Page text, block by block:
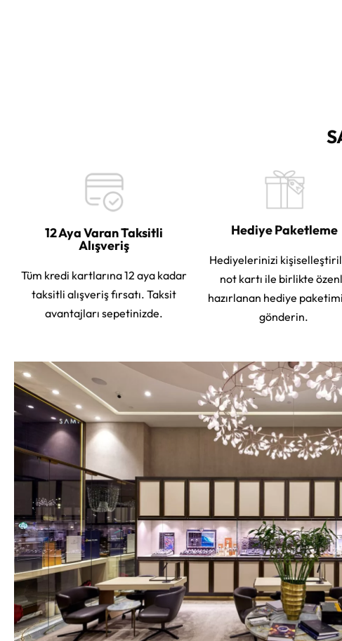
12 Aya Varan Taksitli
Alışveriş
Tüm kredi kartlarına 12 aya kadar
taksitli alışveriş fırsatı. Taksit
avantajları sepetinizde.
Hediye Paketleme
Hediyelerinizi
not kartı ile birlikte
hazırlanan hediye
gönderin.